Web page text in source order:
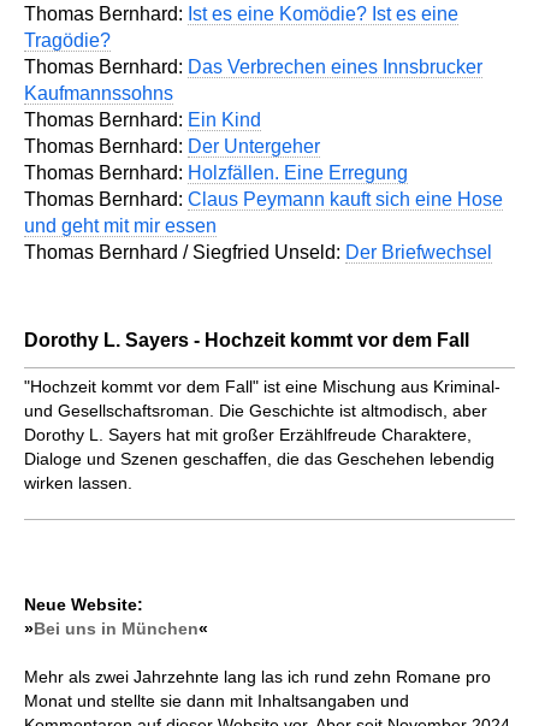
Thomas Bernhard: Ist es eine Komödie? Ist es eine
Tragödie?
Thomas Bernhard: Das Verbrechen eines Innsbrucker
Kaufmannssohns
Thomas Bernhard: Ein Kind
Thomas Bernhard: Der Untergeher
Thomas Bernhard: Holzfällen. Eine Erregung
Thomas Bernhard: Claus Peymann kauft sich eine Hose
und geht mit mir essen
Thomas Bernhard / Siegfried Unseld: Der Briefwechsel
Dorothy L. Sayers - Hochzeit kommt vor dem Fall
"Hochzeit kommt vor dem Fall" ist eine Mischung aus Kriminal-
und Gesellschaftsroman. Die Geschichte ist altmodisch, aber
Dorothy L. Sayers hat mit großer Erzählfreude Charaktere,
Dialoge und Szenen geschaffen, die das Geschehen lebendig
wirken lassen.
Neue Website:
»Bei uns in München«
Mehr als zwei Jahrzehnte lang las ich rund zehn Romane pro
Monat und stellte sie dann mit Inhaltsangaben und